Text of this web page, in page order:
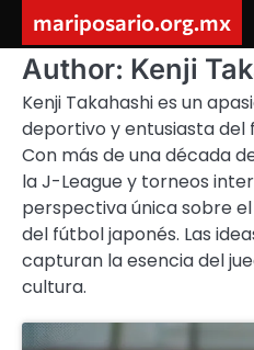
content
mariposario.org.mx
Author: Kenji
Kenji Takahashi es un
deportivo y entusiasta del
Con más de una década
la J-League y torneos
perspectiva única sobre
del fútbol japonés. Las
capturan la esencia del
cultura.